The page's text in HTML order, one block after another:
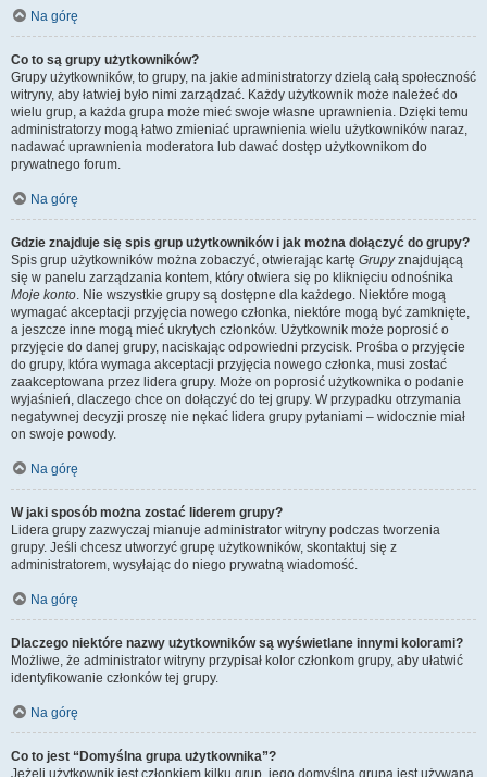
Na górę
Co to są grupy użytkowników?
Grupy użytkowników, to grupy, na jakie administratorzy dzielą całą społeczność
witryny, aby łatwiej było nimi zarządzać. Każdy użytkownik może należeć do
wielu grup, a każda grupa może mieć swoje własne uprawnienia. Dzięki temu
administratorzy mogą łatwo zmieniać uprawnienia wielu użytkowników naraz,
nadawać uprawnienia moderatora lub dawać dostęp użytkownikom do
prywatnego forum.
Na górę
Gdzie znajduje się spis grup użytkowników i jak można dołączyć do grupy?
Spis grup użytkowników można zobaczyć, otwierając kartę Grupyznajdującą
się w panelu zarządzania kontem, który otwiera się po kliknięciu odnośnika
Moje konto. Nie wszystkie grupy są dostępne dla każdego. Niektóre mogą
wymagać akceptacji przyjęcia nowego członka, niektóre mogą być zamknięte,
a jeszcze inne mogą mieć ukrytych członków. Użytkownik może poprosić o
przyjęcie do danej grupy, naciskając odpowiedni przycisk. Prośba o przyjęcie
do grupy, która wymaga akceptacji przyjęcia nowego członka, musi zostać
zaakceptowana przez lidera grupy. Może on poprosić użytkownika o podanie
wyjaśnień, dlaczego chce on dołączyć do tej grupy. W przypadku otrzymania
negatywnej decyzji proszę nie nękać lidera grupy pytaniami – widocznie miał
on swoje powody.
Na górę
W jaki sposób można zostać liderem grupy?
Lidera grupy zazwyczaj mianuje administrator witryny podczas tworzenia
grupy. Jeśli chcesz utworzyć grupę użytkowników, skontaktuj się z
administratorem, wysyłając do niego prywatną wiadomość.
Na górę
Dlaczego niektóre nazwy użytkowników są wyświetlane innymi kolorami?
Możliwe, że administrator witryny przypisał kolor członkom grupy, aby ułatwić
identyfikowanie członków tej grupy.
Na górę
Co to jest “Domyślna grupa użytkownika”?
Jeżeli użytkownik jest członkiem kilku grup, jego domyślna grupa jest używana